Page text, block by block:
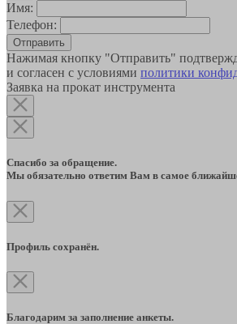
Имя:
Телефон:
Отправить
Нажимая кнопку "Отправить"
и согласен с условиями политики
Заявка на прокат инструмента
Спасибо за обращение.
Мы обязательно ответим Вам в самое
Профиль сохранён.
Благодарим за заполнение анкеты.